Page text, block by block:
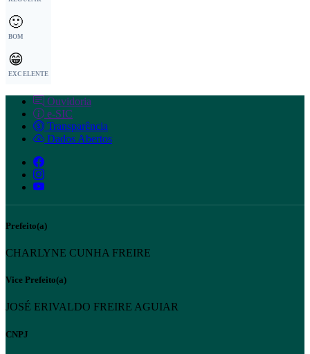
🙂
BOM
😁
EXCELENTE
Ouvidoria
e-SIC
Transparência
Dados Abertos
Prefeito(a)
CHARLYNE CUNHA FREIRE
Vice Prefeito(a)
JOSÉ ERIVALDO FREIRE AGUIAR
CNPJ